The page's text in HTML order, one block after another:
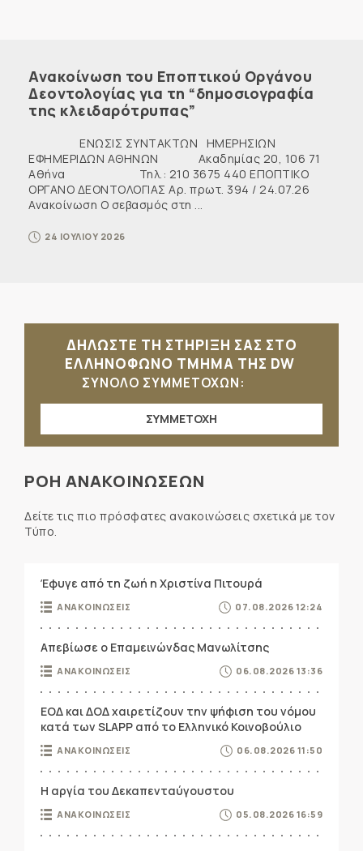
Ανακοίνωση του Εποπτικού Οργάνου
Δεοντολογίας για τη “δημοσιογραφία
της κλειδαρότρυπας”
ΕΝΩΣΙΣ ΣΥΝΤΑΚΤΩΝ ΗΜΕΡΗΣΙΩΝ
ΕΦΗΜΕΡΙΔΩΝ ΑΘΗΝΩΝ Ακαδημίας 20, 106 71
Αθήνα Τηλ.: 210 3675 440 ΕΠΟΠΤΙΚΟ
ΟΡΓΑΝΟ ΔΕΟΝΤΟΛΟΓΙΑΣ Αρ. πρωτ. 394 / 24.07.26
Ανακοίνωση Ο σεβασμός στη ...
24 ΙΟΥΛΙΟΥ 2026
ΔΗΛΩΣΤΕ ΤΗ ΣΤΗΡΙΞΗ ΣΑΣ ΣΤΟ
ΕΛΛΗΝΟΦΩΝΟ ΤΜΗΜΑ ΤΗΣ DW
ΣΥΝΟΛΟ ΣΥΜΜΕΤΟΧΩΝ:
ΣΥΜΜΕΤΟΧΗ
ΡΟΗ ΑΝΑΚΟΙΝΩΣΕΩΝ
Δείτε τις πιο πρόσφατες ανακοινώσεις σχετικά με τον
Τύπο.
Έφυγε από τη ζωή η Χριστίνα Πιτουρά
ΑΝΑΚΟΙΝΩΣΕΙΣ 07.08.2026 12:24
Απεβίωσε ο Επαμεινώνδας Μανωλίτσης
ΑΝΑΚΟΙΝΩΣΕΙΣ 06.08.2026 13:36
ΕΟΔ και ΔΟΔ χαιρετίζουν την ψήφιση του νόμου
κατά των SLAPP από το Ελληνικό Κοινοβούλιο
ΑΝΑΚΟΙΝΩΣΕΙΣ 06.08.2026 11:50
Η αργία του Δεκαπενταύγουστου
ΑΝΑΚΟΙΝΩΣΕΙΣ 05.08.2026 16:59